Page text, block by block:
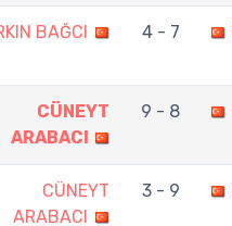
BAĞCI 4 - 7
CÜNEYT
ARABACI
9 - 8
CÜNEYT
ARABACI
3 - 9